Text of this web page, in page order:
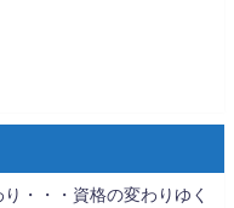
・・・資格の変わりゆく